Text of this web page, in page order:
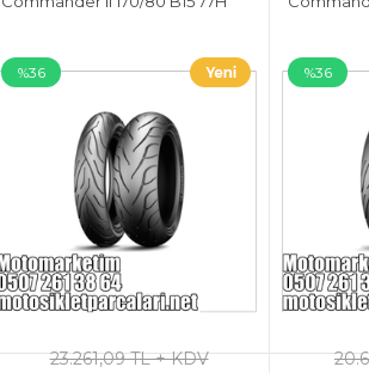
%36
23.261,09 TL + KDV
%36